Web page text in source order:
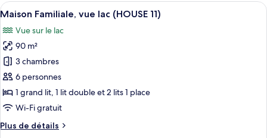
interdits
3)
de
Maison
Confort,
animaux
de
compagnie
interdits
(HOUSE
3)
Afficher
toutes
les
photos
pour
ce
type
de
chambre :
Maison
Une chambre à coucher avec un lit,
11
Maison Familiale, vue lac (HOUSE 11)
Vue sur le lac
90 m²
3 chambres
6 personnes
1 grand lit, 1 lit double et 2 lits 1 place
Wi-Fi gratuit
Plus de détails
Plus